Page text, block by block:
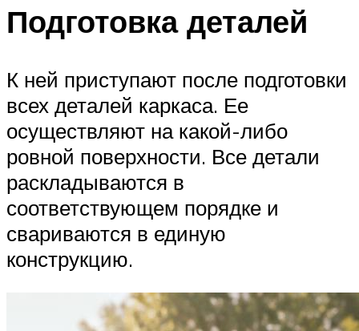
Подготовка деталей
К ней приступают после подготовки
всех деталей каркаса. Ее
осуществляют на какой-либо
ровной поверхности. Все детали
раскладываются в
соответствующем порядке и
свариваются в единую
конструкцию.